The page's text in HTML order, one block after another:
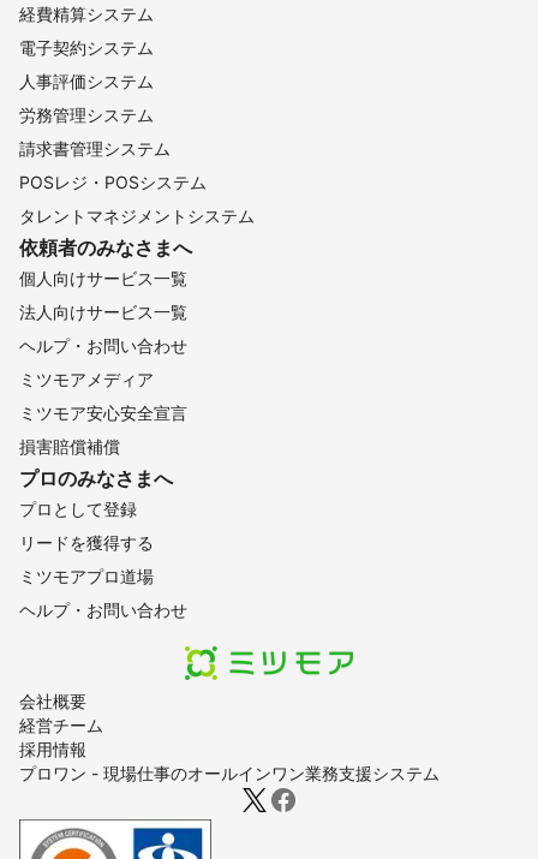
会社概要
経営チーム
採用情報
プロワン - 現場仕事のオールインワン業務支援システム
経費精算システム
電子契約システム
人事評価システム
労務管理システム
請求書管理システム
POSレジ・POSシステム
タレントマネジメントシステム
依頼者のみなさまへ
個人向けサービス一覧
法人向けサービス一覧
ヘルプ・お問い合わせ
ミツモアメディア
ミツモア安心安全宣言
損害賠償補償
プロのみなさまへ
プロとして登録
リードを獲得する
ミツモアプロ道場
ヘルプ・お問い合わせ